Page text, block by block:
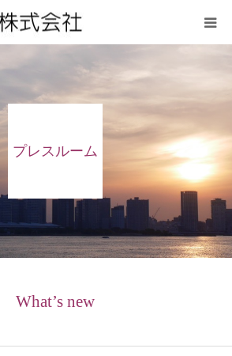
プレスルーム
What’s new